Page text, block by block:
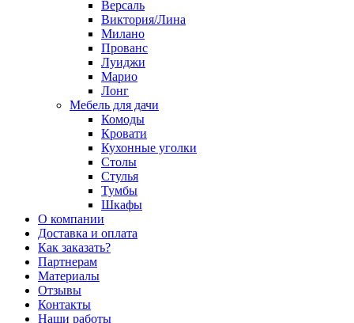
Версаль
Виктория/Лина
Милано
Прованс
Луиджи
Марио
Лонг
Мебель для дачи
Комоды
Кровати
Кухонные уголки
Столы
Стулья
Тумбы
Шкафы
О компании
Доставка и оплата
Как заказать?
Партнерам
Материалы
Отзывы
Контакты
Наши работы